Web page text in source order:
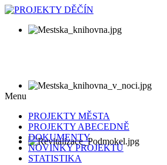
Menu
PROJEKTY MĚSTA
PROJEKTY ABECEDNĚ
DOKUMENTY
NOVINKY PROJEKTŮ
STATISTIKA